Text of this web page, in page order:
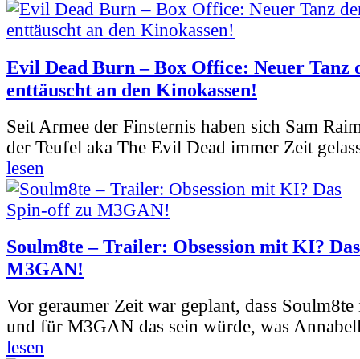
Evil Dead Burn – Box Office: Neuer Tanz
enttäuscht an den Kinokassen!
Seit Armee der Finsternis haben sich Sam
der Teufel aka The Evil Dead immer Zeit
lesen
Soulm8te – Trailer: Obsession mit KI?
M3GAN!
Vor geraumer Zeit war geplant, dass
und für M3GAN das sein würde, was
lesen